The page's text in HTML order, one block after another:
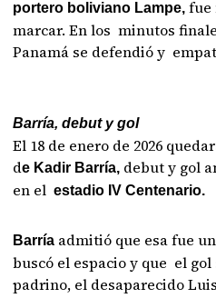
portero boliviano Lampe,fue
marcar. En los minutos
Panamá se defendió y
Barría, debut y gol
El 18 de enero de 2026
de Kadir Barría, debut y gol
en el estadio IV Centenario.
Barría admitió que esa fue
buscó el espacio y que el
padrino, el desaparecido